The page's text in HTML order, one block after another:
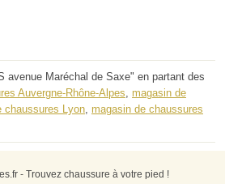
avenue Maréchal de Saxe" en partant des
Auvergne-Rhône-Alpes, magasin de
chaussures Lyon, magasin de chaussures
- Trouvez chaussure à votre pied !